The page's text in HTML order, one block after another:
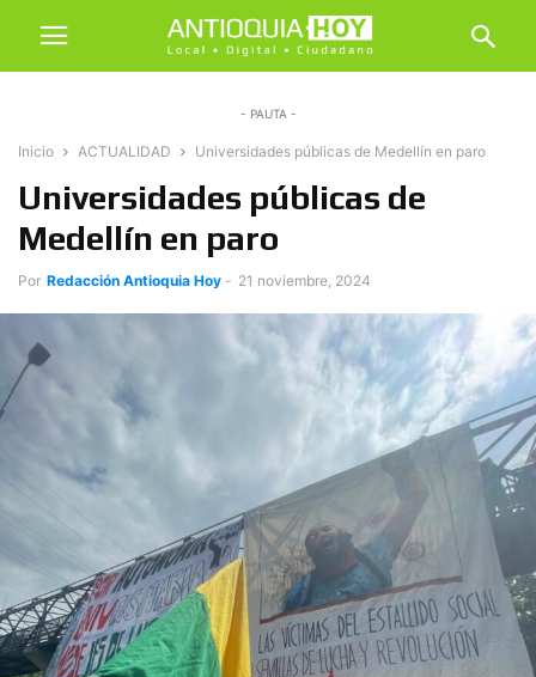
- PAUTA -
Inicio ACTUALIDAD Universidades públicas de Medellín en paro
Universidades públicas de
Medellín en paro
Por Redacción Antioquia Hoy - 21 noviembre, 2024